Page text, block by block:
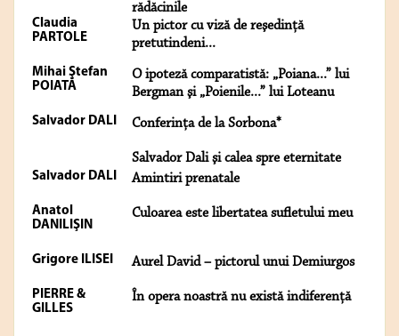
rădăcinile
Claudia
PARTOLE
Un pictor cu viză de reşedinţă
pretutindeni...
Mihai Ştefan
POIATĂ
O ipoteză comparatistă: „Poiana...” lui
Bergman şi „Poienile...” lui Loteanu
Salvador DALI Conferinţa de la Sorbona*
Salvador Dali şi calea spre eternitate
Salvador DALI Amintiri prenatale
Anatol
DANILIŞIN
Culoarea este libertatea sufletului meu
Grigore ILISEI Aurel David – pictorul unui Demiurgos
PIERRE &
GILLES
În opera noastră nu există indiferenţă